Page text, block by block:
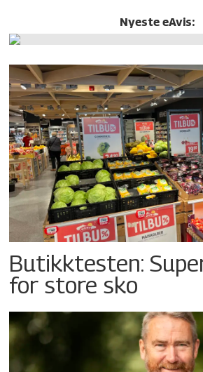
Nyeste eAvis:
Butikktesten:
for store sko